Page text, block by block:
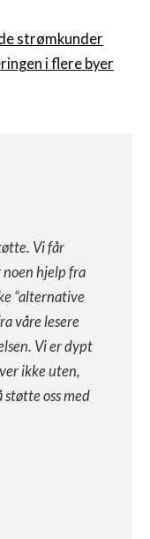
strømkunder
i flere byer
Vi får
noen hjelp fra
“alternative
våre lesere
Vi er dypt
ikke uten,
oss med